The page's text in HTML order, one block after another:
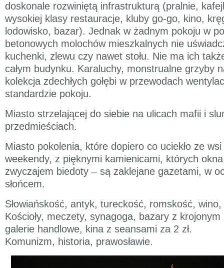
doskonale rozwiniętą infrastrukturą (pralnie,
wysokiej klasy restauracje, kluby go-go, kino,
lodowisko, bazar). Jednak w żadnym pokoju w
betonowych molochów mieszkalnych nie
kuchenki, zlewu czy nawet stołu. Nie ma ich
całym budynku. Karaluchy, monstrualne grzyby
kolekcja zdechłych gołębi w przewodach
standardzie pokoju.
Miasto strzelającej do siebie na ulicach mafii i
przedmieściach.
Miasto pokolenia, które dopiero co uciekło ze
weekendy, z pięknymi kamienicami, których
zwyczajem biedoty – są zaklejane gazetami, w
słońcem.
Słowiańskość, antyk, tureckość, romskość,
Kościoły, meczety, synagoga, bazary z krojonym
galerie handlowe, kina z seansami za 2 zł.
Komunizm, historia, prawosławie.